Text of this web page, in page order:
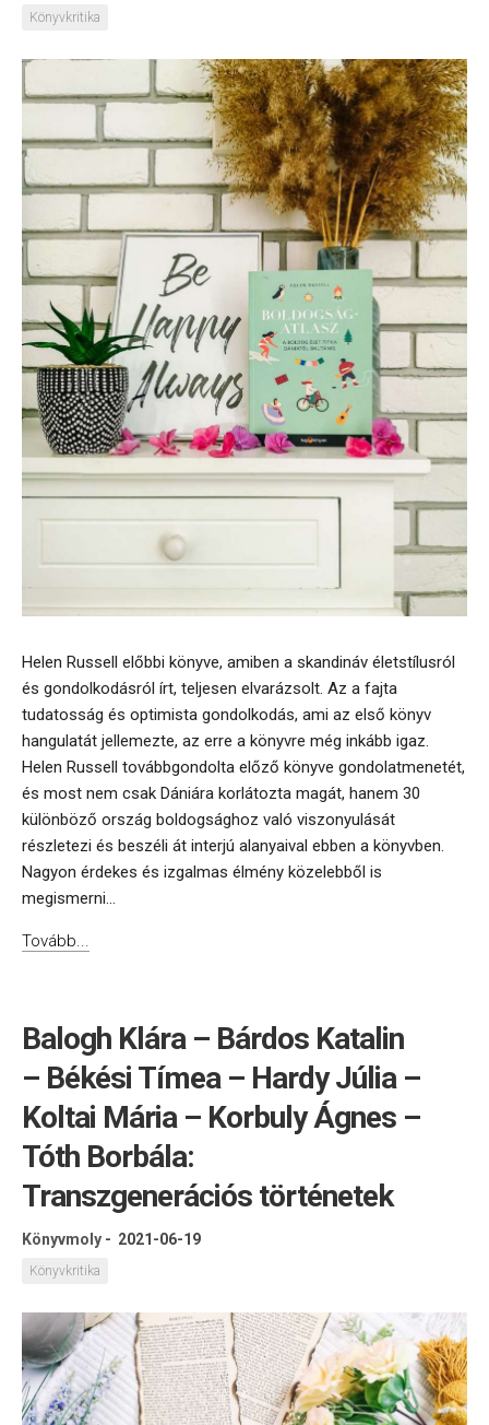
Könyvkritika
Helen Russell előbbi könyve, amiben a skandináv életstílusról
és gondolkodásról írt, teljesen elvarázsolt. Az a fajta
tudatosság és optimista gondolkodás, ami az első könyv
hangulatát jellemezte, az erre a könyvre még inkább igaz.
Helen Russell továbbgondolta előző könyve gondolatmenetét,
és most nem csak Dániára korlátozta magát, hanem 30
különböző ország boldogsághoz való viszonyulását
részletezi és beszéli át interjú alanyaival ebben a könyvben.
Nagyon érdekes és izgalmas élmény közelebből is
megismerni...
Tovább...
Balogh Klára – Bárdos Katalin
– Békési Tímea – Hardy Júlia –
Koltai Mária – Korbuly Ágnes –
Tóth Borbála:
Transzgenerációs történetek
Könyvmoly - 2021-06-19
Könyvkritika